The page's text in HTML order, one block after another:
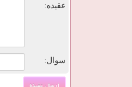
عقیده:
سوال: